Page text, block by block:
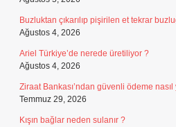
Buzluktan çıkarılıp pişirilen et tekrar
Ağustos 4, 2026
Ariel Türkiye’de nerede üretiliyor ?
Ağustos 4, 2026
Ziraat Bankası’ndan güvenli ödeme nasıl
Temmuz 29, 2026
Kışın bağlar neden sulanır ?